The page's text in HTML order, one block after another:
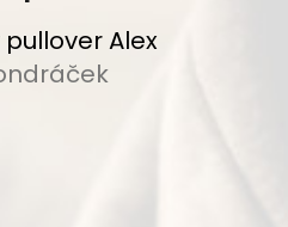
Alex
je 5 z 5 hvězdiček.